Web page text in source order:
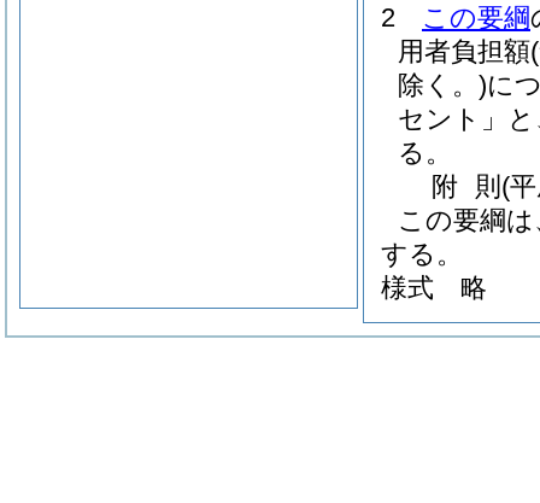
2
この要綱
用者負担額
除く。)に
セント」
る。
附 則 (
この要綱
する。
様式 略